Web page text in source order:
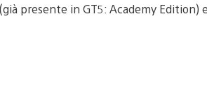
(già presente in GT5: Academy Edition)